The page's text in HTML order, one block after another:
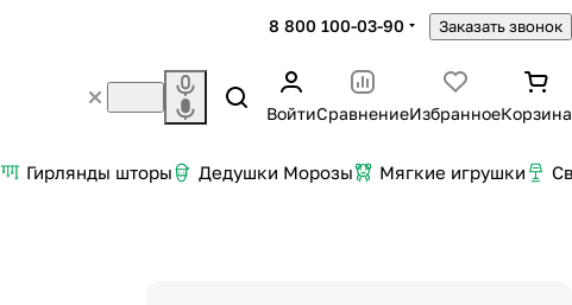
8 800 100-03-90 Заказать звонок
ВойтиСравнениеИзбранноеКорзина
Гирлянды шторы Дедушки Морозы Мягкие игрушки